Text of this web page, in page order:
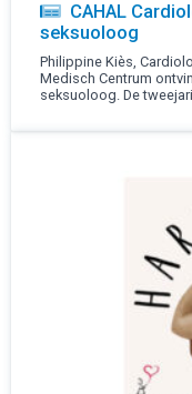
CAHAL
seksuoloog
Philippine Kiès,
Medisch Centrum
seksuoloog. De